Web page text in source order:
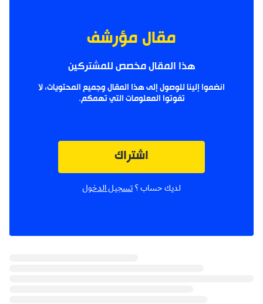
مقال مؤرشف
هذا المقال مخصص للمشتركين
انضموا إلينا للوصول إلى هذا المقال وجميع المحتويات، لا
تفوتوا المعلومات التي تهمكم.
اشتراك
لديك حساب ؟ تسجيل الدخول